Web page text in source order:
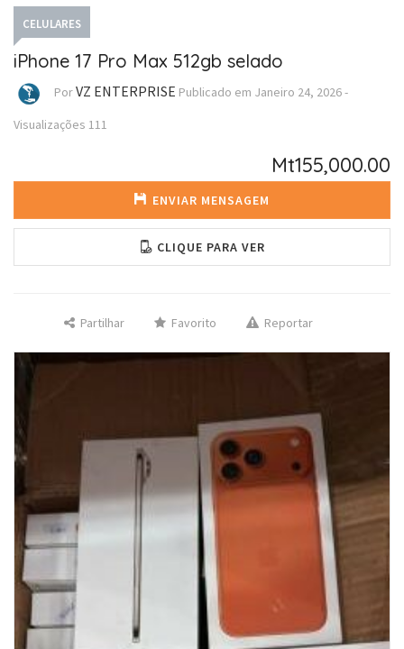
CELULARES
iPhone 17 Pro Max 512gb selado
PorVZ ENTERPRISE Publicado em Janeiro 24, 2026-
Visualizações 111
Mt155,000.00
ENVIAR MENSAGEM
CLIQUE PARA VER
Partilhar Favorito Reportar